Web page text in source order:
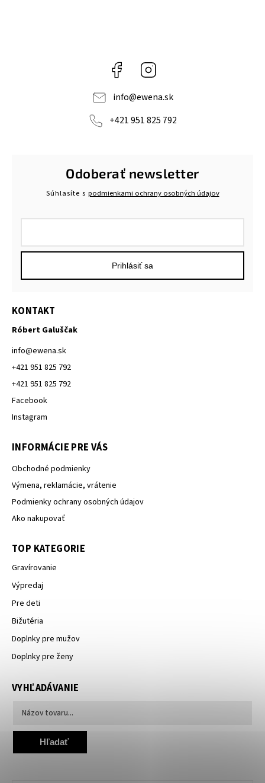
Facebook
info@ewena.sk
+421 951 825 792
Odoberať newsletter
Súhlasíte s podmienkami ochrany osobných údajov
Prihlásiť sa
KONTAKT
Róbert Galuščak
info@ewena.sk
+421 951 825 792
+421 951 825 792
Facebook
Instagram
INFORMÁCIE PRE VÁS
Obchodné podmienky
Výmena, reklamácie, vrátenie
Podmienky ochrany osobných údajov
Ako nakupovať
TOP KATEGORIE
Gravírovanie
Výpredaj
Pre deti
Bižutéria
Doplnky pre mužov
Doplnky pre ženy
VYHĽADÁVANIE
Hľadať